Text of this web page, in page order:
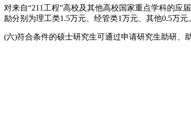
对来自“211工程”高校及其他高校国家重点学科的应
励分别为理工类1.5万元、经管类1万元、其他0.5万元
(六)符合条件的硕士研究生可通过申请研究生助研、